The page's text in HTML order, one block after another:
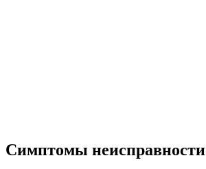
Симптомы неисправности